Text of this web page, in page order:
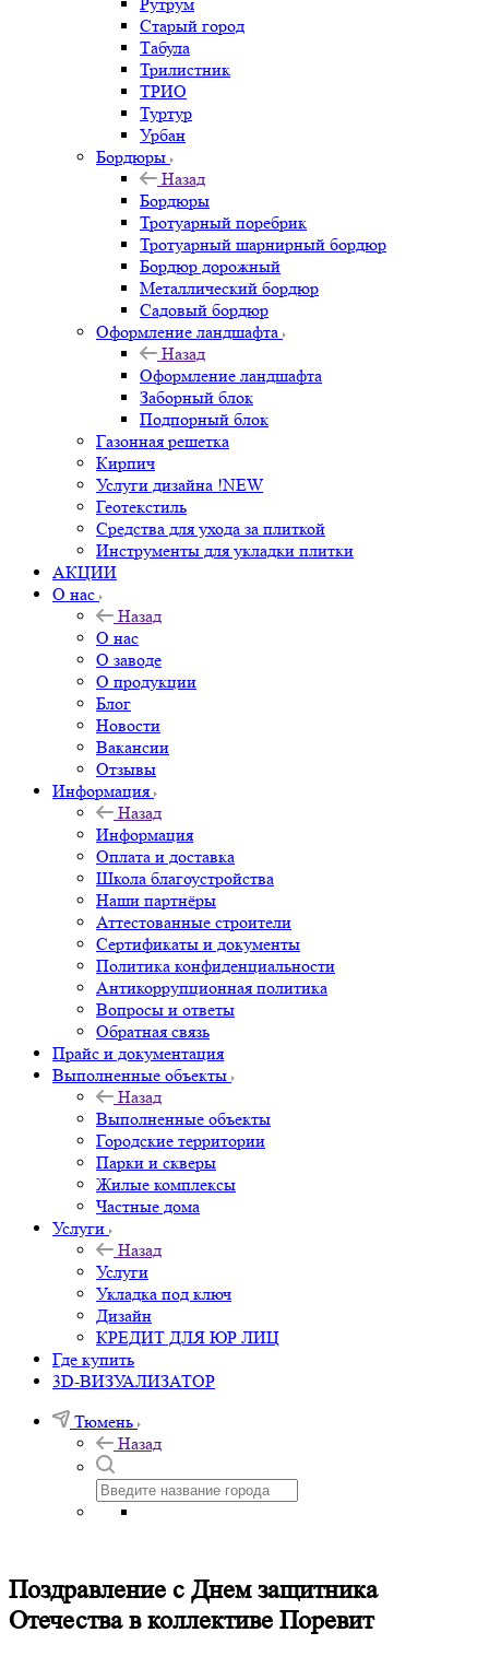
Старый город
Табула
Трилистник
ТРИО
Туртур
Урбан
Бордюры
Назад
Бордюры
Тротуарный поребрик
Тротуарный шарнирный бордюр
Бордюр дорожный
Металлический бордюр
Садовый бордюр
Оформление ландшафта
Назад
Оформление ландшафта
Заборный блок
Подпорный блок
Газонная решетка
Кирпич
Услуги дизайна !NEW
Геотекстиль
Средства для ухода за плиткой
Инструменты для укладки плитки
АКЦИИ
О нас
Назад
О нас
О заводе
О продукции
Блог
Новости
Вакансии
Отзывы
Информация
Назад
Информация
Оплата и доставка
Школа благоустройства
Наши партнёры
Аттестованные строители
Сертификаты и документы
Политика конфиденциальности
Антикоррупционная политика
Вопросы и ответы
Обратная связь
Прайс и документация
Выполненные объекты
Назад
Выполненные объекты
Городские территории
Парки и скверы
Жилые комплексы
Частные дома
Услуги
Назад
Услуги
Укладка под ключ
Дизайн
КРЕДИТ ДЛЯ ЮР ЛИЦ
Где купить
3D-ВИЗУАЛИЗАТОР
Тюмень
Назад
Поздравление с Днем защитника
Отечества в коллективе Поревит